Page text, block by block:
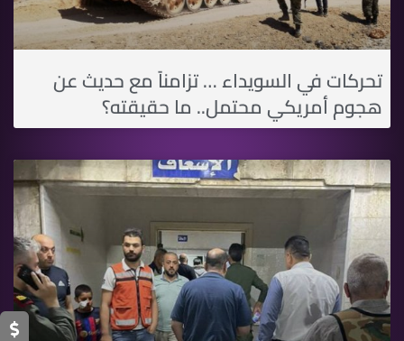
تحركات في السويداء … تزامناً مع حديث عن
هجوم أمريكي محتمل.. ما حقيقته؟